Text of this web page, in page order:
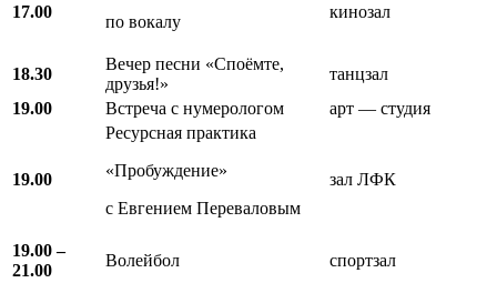
17.00
по вокалу
кинозал
18.30
Вечер песни «Споёмте,
друзья!»
танцзал
19.00
Встреча с нумерологом арт — студия
19.00
Ресурсная практика
«Пробуждение»
с Евгением Переваловым
зал ЛФК
19.00 –
21.00
Волейбол спортзал